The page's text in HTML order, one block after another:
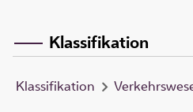
Klassifikation
Klassifikation